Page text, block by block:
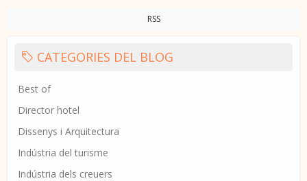
RSS
CATEGORIES DEL BLOG
Best of
Director hotel
Dissenys i Arquitectura
Indústria del turisme
Indústria dels creuers